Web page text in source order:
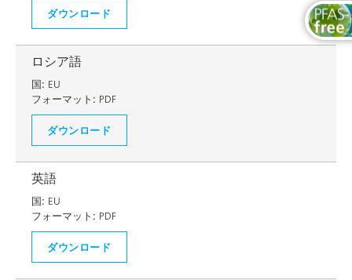
ダウンロード
ロシア語
国: EU
フォーマット: PDF
ダウンロード
英語
国: EU
フォーマット: PDF
ダウンロード